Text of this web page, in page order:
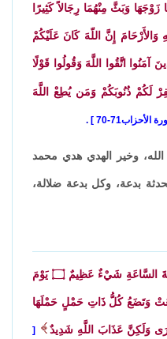
وَبَثَّ مِنْهُمَا رِجَالاً كَثِيرًا
وَالأَرْحَامَ إِنَّ اللّهَ كَانَ عَلَيْكُمْ
آمَنُوا اتَّقُوا اللَّهَ وَقُولُوا قَوْلًا
لَكُمْ ذُنُوبَكُمْ وَمَن يُطِعْ اللَّهَ
الأحزاب71-70 .
وخير الهدي هدي محمد
بدعة، وكل بدعة ضلالة،
السَّاعَةِ شَيْءٌ عَظِيمٌ ۝ يَوْمَ
وَتَضَعُ كُلُّ ذَاتِ حَمْلٍ حَمْلَهَا
وَلَكِنَّ عَذَابَ اللَّهِ شَدِيدٌ